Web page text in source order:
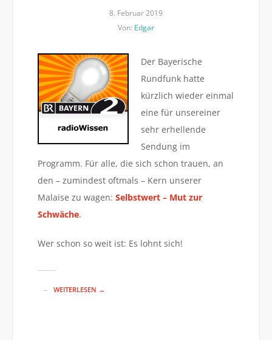
8. Februar 2019
Von: Edgar
Der Bayerische
Rundfunk hatte
kürzlich wieder einmal
eine für unsereiner
sehr erhellende
Sendung im
Programm. Für alle, die sich schon trauen, an
den – zumindest oftmals – Kern unserer
Malaise zu wagen: Selbstwert – Mut zur
Schwäche.
Wer schon so weit ist: Es lohnt sich!
WEITERLESEN →